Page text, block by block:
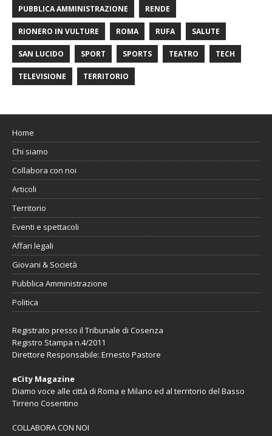
PUBBLICA AMMINISTRAZIONE RENDE
RIONERO IN VULTURE ROMA RUFA SALUTE
SAN LUCIDO SPORT SPORTS TEATRO TECH
TELEVISIONE TERRITORIO
Home
Chi siamo
Collabora con noi
Articoli
Territorio
Eventi e spettacoli
Affari legali
Giovani & Società
Pubblica Amministrazione
Politica
Registrato presso il Tribunale di Cosenza
Registro Stampa n.4/2011
Direttore Responsabile: Ernesto Pastore
eCity Magazine
Diamo voce alle città di Roma e Milano ed al territorio del Basso
Tirreno Cosentino
COLLABORA CON NOI